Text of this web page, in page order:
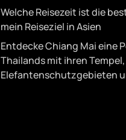
Welche Reisezeit ist die
mein Reiseziel in Asien
Entdecke Chiang Mai eine
Thailands mit ihren Tempel,
Elefantenschutzgebieten